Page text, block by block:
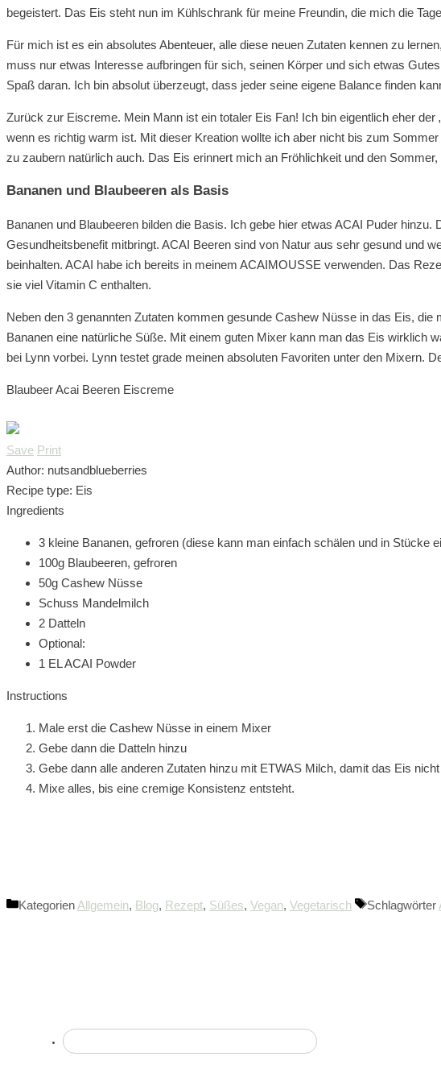
begeistert. Das Eis steht nun im Kühlschrank für meine Freundin, die mich die
Für mich ist es ein absolutes Abenteuer, alle diese neuen Zutaten kennen zu
muss nur etwas Interesse aufbringen für sich, seinen Körper und sich etwas
Spaß daran. Ich bin absolut überzeugt, dass jeder seine eigene Balance finden
Zurück zur Eiscreme. Mein Mann ist ein totaler Eis Fan! Ich bin eigentlich eher
wenn es richtig warm ist. Mit dieser Kreation wollte ich aber nicht bis zum
zu zaubern natürlich auch. Das Eis erinnert mich an Fröhlichkeit und den
Bananen und Blaubeeren als Basis
Bananen und Blaubeeren bilden die Basis. Ich gebe hier etwas ACAI Puder
Gesundheitsbenefit mitbringt. ACAI Beeren sind von Natur aus sehr gesund und
beinhalten. ACAI habe ich bereits in meinem ACAIMOUSSE verwenden. Das
sie viel Vitamin C enthalten.
Neben den 3 genannten Zutaten kommen gesunde Cashew Nüsse in das Eis,
Bananen eine natürliche Süße. Mit einem guten Mixer kann man das Eis wirklich
bei Lynn vorbei. Lynn testet grade meinen absoluten Favoriten unter den Mixern.
Blaubeer Acai Beeren Eiscreme
Save Print
Author: nutsandblueberries
Recipe type: Eis
Ingredients
3 kleine Bananen, gefroren (diese kann man einfach schälen und in Stücke
100g Blaubeeren, gefroren
50g Cashew Nüsse
Schuss Mandelmilch
2 Datteln
Optional:
1 EL ACAI Powder
Instructions
Male erst die Cashew Nüsse in einem Mixer
Gebe dann die Datteln hinzu
Gebe dann alle anderen Zutaten hinzu mit ETWAS Milch, damit das Eis
Mixe alles, bis eine cremige Konsistenz entsteht.
Kategorien Allgemein, Blog, Rezept, Süßes, Vegan, Vegetarisch Schlagwörter